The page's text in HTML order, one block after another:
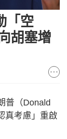
「空
胡塞增
普（Donald
真考慮」重啟